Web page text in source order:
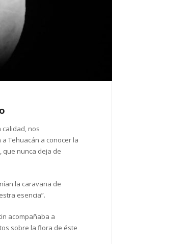
nos
Tehuacán a conocer la
que nunca deja de
la caravana de
esencia”.
acompañaba a
sobre la flora de éste